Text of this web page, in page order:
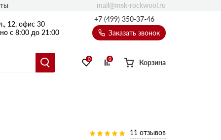
12, офис 30
с 8:00 до 21:00
+7 (499) 350-37-46
Заказать звонок
Ультратонкий
Балкон
Эсктра
Оптима
0 0 Корзина
mail@msk-rockwool.ru
11 отзывов